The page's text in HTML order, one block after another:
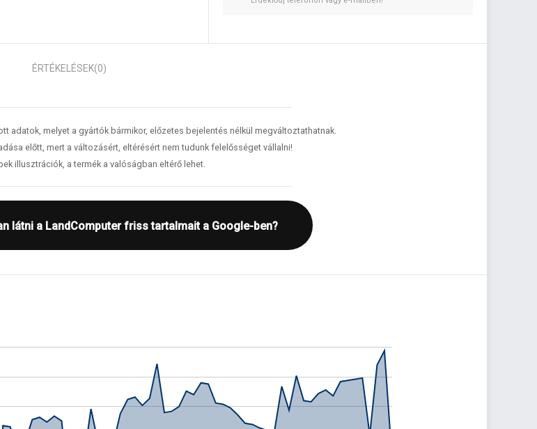
ÉRTÉKELÉSEK(0)
adatok, melyet a gyártók bármikor, előzetes bejelentés nélkül megváltoztathatnak.
előtt, mert a változásért, eltérésért nem tudunk felelősséget vállalni!
illusztrációk, a termék a valóságban eltérő lehet.
látni a LandComputer friss tartalmait a Google-ben?